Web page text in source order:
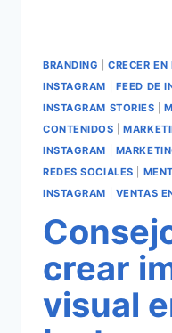
BRANDING |CRECER
INSTAGRAM
FEED DE
INSTAGRAM STORIES |
CONTENIDOS |
INSTAGRAM
REDES SOCIALES
INSTAGRAM
VENTAS
crear
visual